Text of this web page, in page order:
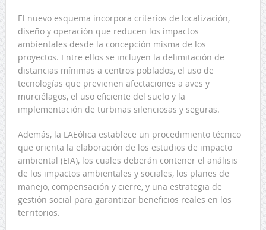
El nuevo esquema incorpora criterios de localización,
diseño y operación que reducen los impactos
ambientales desde la concepción misma de los
proyectos. Entre ellos se incluyen la delimitación de
distancias mínimas a centros poblados, el uso de
tecnologías que previenen afectaciones a aves y
murciélagos, el uso eficiente del suelo y la
implementación de turbinas silenciosas y seguras.
Además, la LAEólica establece un procedimiento técnico
que orienta la elaboración de los estudios de impacto
ambiental (EIA), los cuales deberán contener el análisis
de los impactos ambientales y sociales, los planes de
manejo, compensación y cierre, y una estrategia de
gestión social para garantizar beneficios reales en los
territorios.